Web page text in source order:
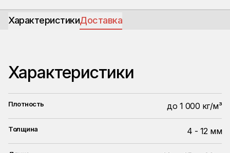
ХарактеристикиДоставка
Характеристики
Плотность до 1 000 кг/м³
Толщина 4 - 12 мм